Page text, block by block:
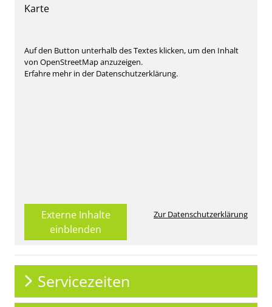
Karte
Auf den Button unterhalb des Textes klicken, um den Inhalt
von OpenStreetMap anzuzeigen.
Erfahre mehr in der Datenschutzerklärung.
Externe Inhalte
einblenden
Zur Datenschutzerklärung
Servicezeiten